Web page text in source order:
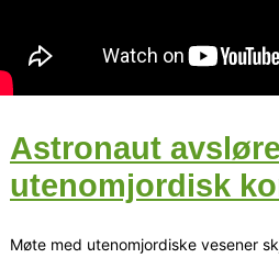
Astronaut
utenomjordisk
Møte med utenomjordiske vesener